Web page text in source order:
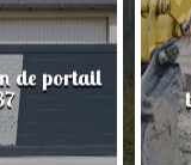
de portail